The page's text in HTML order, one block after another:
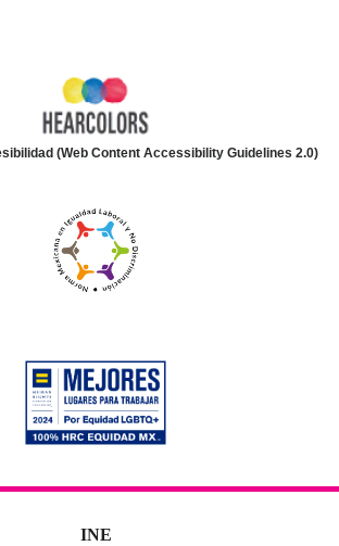
(Web Content Accessibility Guidelines 2.0)
INE